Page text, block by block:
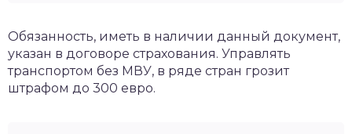
Обязанность, иметь в наличии данный документ,
указан в договоре страхования. Управлять
транспортом без МВУ, в ряде стран грозит
штрафом до 300 евро.